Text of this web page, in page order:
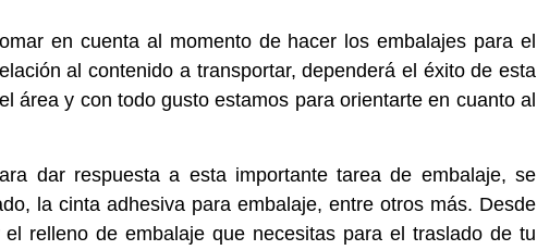
en cuenta al momento de hacer los embalajes para el
al contenido a transportar, dependerá el éxito de esta
área y con todo gusto estamos para orientarte en cuanto al
dar respuesta a esta importante tarea de embalaje, se
la cinta adhesiva para embalaje, entre otros más. Desde
relleno de embalaje que necesitas para el traslado de tu